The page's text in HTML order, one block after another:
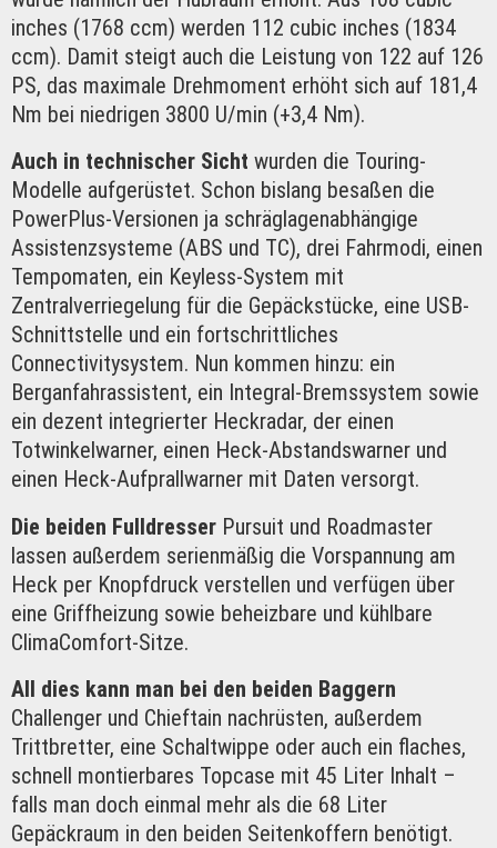
inches (1768 ccm) werden 112 cubic inches (1834
ccm). Damit steigt auch die Leistung von 122 auf 126
PS, das maximale Drehmoment erhöht sich auf 181,4
Nm bei niedrigen 3800 U/min (+3,4 Nm).
Auch in technischer Sichtwurden die Touring-
Modelle aufgerüstet. Schon bislang besaßen die
PowerPlus-Versionen ja schräglagenabhängige
Assistenzsysteme (ABS und TC), drei Fahrmodi, einen
Tempomaten, ein Keyless-System mit
Zentralverriegelung für die Gepäckstücke, eine USB-
Schnittstelle und ein fortschrittliches
Connectivitysystem. Nun kommen hinzu: ein
Berganfahrassistent, ein Integral-Bremssystem sowie
ein dezent integrierter Heckradar, der einen
Totwinkelwarner, einen Heck-Abstandswarner und
einen Heck-Aufprallwarner mit Daten versorgt.
Die beiden Fulldresser Pursuit und Roadmaster
lassen außerdem serienmäßig die Vorspannung am
Heck per Knopfdruck verstellen und verfügen über
eine Griffheizung sowie beheizbare und kühlbare
ClimaComfort-Sitze.
All dies kann man bei den beiden Baggern
Challenger und Chieftain nachrüsten, außerdem
Trittbretter, eine Schaltwippe oder auch ein flaches,
schnell montierbares Topcase mit 45 Liter Inhalt –
falls man doch einmal mehr als die 68 Liter
Gepäckraum in den beiden Seitenkoffern benötigt.